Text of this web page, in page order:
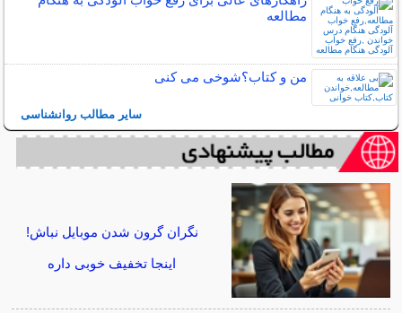
مطالعه
من و کتاب؟شوخی می کنی
سایر مطالب روانشناسی
نگران گرون شدن موبایل نباش!
اینجا تخفیف خوبی داره